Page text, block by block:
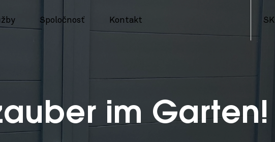
Spoločnosť Kontakt SK
im Garten!